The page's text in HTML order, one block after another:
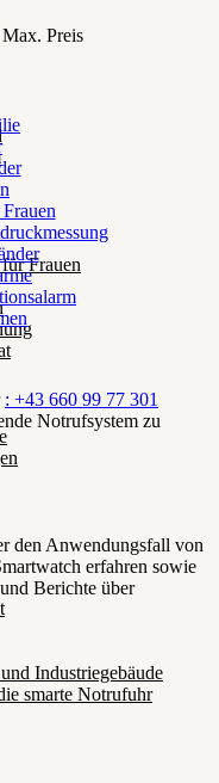
Frauen
Industriegebäude
smarte Notrufuhr
Max. Preis
: +43 660 99 77 301
Notrufsystem zu
den Anwendungsfall von
erfahren sowie
Berichte über